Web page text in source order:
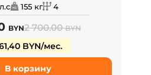
155 кг 4
BYN2 700.00BYN
BYN/мес.
В корзину